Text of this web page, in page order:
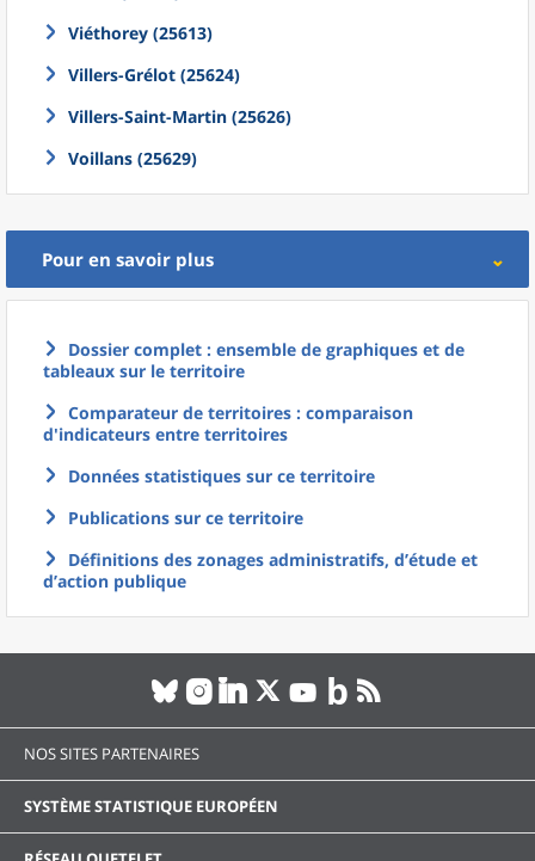
Viéthorey (25613)
Villers-Grélot (25624)
Villers-Saint-Martin (25626)
Voillans (25629)
Pour en savoir plus
Dossier complet : ensemble de graphiques et de
tableaux sur le territoire
Comparateur de territoires : comparaison
d'indicateurs entre territoires
Données statistiques sur ce territoire
Publications sur ce territoire
Définitions des zonages administratifs, d’étude et
d’action publique
NOS SITES PARTENAIRES
SYSTÈME STATISTIQUE EUROPÉEN